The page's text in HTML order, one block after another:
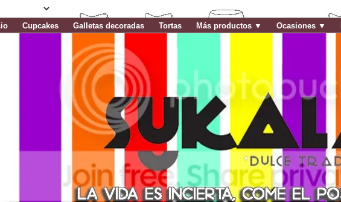
Cupcakes Galletas decoradas Tortas Más productos ▼ Ocasiones ▼